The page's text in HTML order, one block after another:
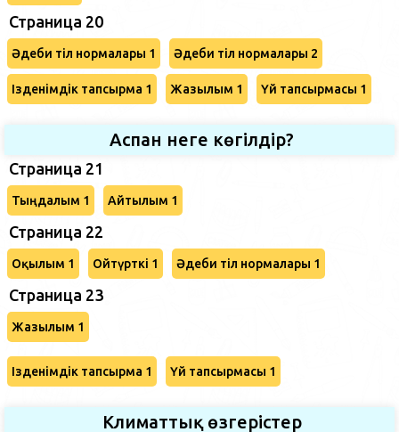
Страница 20
Әдеби тіл нормалары 1 Әдеби тіл нормалары 2
Ізденімдік тапсырма 1 Жазылым 1 Үй тапсырмасы 1
Аспан неге көгілдір?
Страница 21
Тыңдалым 1 Айтылым 1
Страница 22
Оқылым 1 Ойтүрткі 1 Әдеби тіл нормалары 1
Страница 23
Жазылым 1
Ізденімдік тапсырма 1 Үй тапсырмасы 1
Климаттық өзгерістер